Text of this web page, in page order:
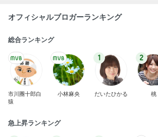
オフィシャルブロガーランキング
総合ランキング
市川團十郎白
猿
小林麻央
1
だいたひかる
2
桃
急上昇ランキング